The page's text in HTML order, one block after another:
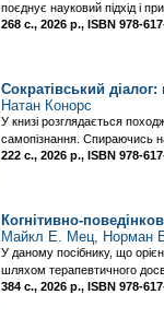
поєднує науковий підхід і
268 с., 2026 р., ISBN 978-
Сократівський
Натан Конорс
У книзі розглядається
самопізнання. Спираючись
222 с., 2026 р., ISBN 978-
Когнітивно-
Майкл Е. Мец, Норман
У даному посібнику, що
шляхом терапевтичного
384 с., 2026 р., ISBN 978-